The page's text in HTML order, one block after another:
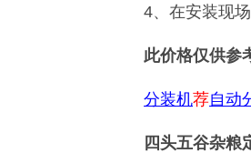
4、在安装现
此价格仅供参
分装机荐自动
四头五谷杂粮